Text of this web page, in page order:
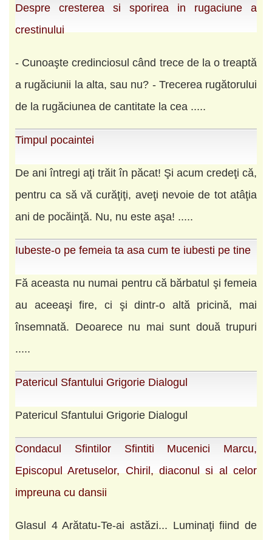
Despre cresterea si sporirea in rugaciune a
crestinului
- Cunoaşte credinciosul când trece de la o treaptă
a rugăciunii la alta, sau nu? - Trecerea rugătorului
de la rugăciunea de cantitate la cea .....
Timpul pocaintei
De ani întregi aţi trăit în păcat! Şi acum credeţi că,
pentru ca să vă curăţiţi, aveţi nevoie de tot atâţia
ani de pocăinţă. Nu, nu este aşa! .....
Iubeste-o pe femeia ta asa cum te iubesti pe tine
Fă aceasta nu numai pentru că bărbatul şi femeia
au aceeaşi fire, ci şi dintr-o altă pricină, mai
însemnată. Deoarece nu mai sunt două trupuri
.....
Patericul Sfantului Grigorie Dialogul
Patericul Sfantului Grigorie Dialogul
Condacul Sfintilor Sfintiti Mucenici Marcu,
Episcopul Aretuselor, Chiril, diaconul si al celor
impreuna cu dansii
Glasul 4 Arătatu-Te-ai astăzi... Luminaţi fiind de